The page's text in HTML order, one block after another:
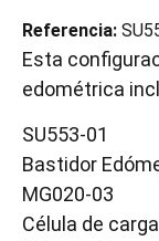
Referencia:
Esta
edométrica
SU553-01
Bastidor
MG020-03
Célula de